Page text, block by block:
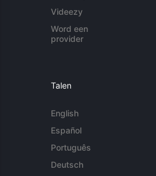
Videezy
Word een
provider
Talen
English
Español
Português
Deutsch